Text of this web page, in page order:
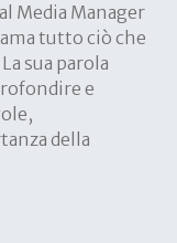
Media Manager
tutto ciò che
sua parola
e
della